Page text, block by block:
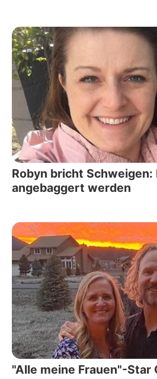
Robyn bricht Schweigen:
angebaggert werden
"Alle meine Frauen"-Star